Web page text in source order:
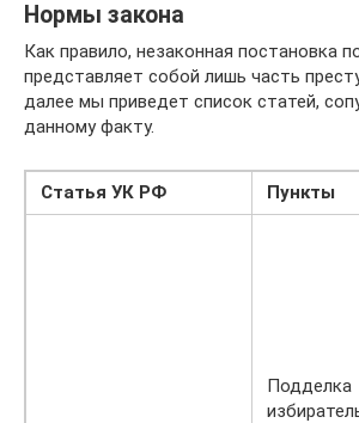
Нормы закона
Как правило, незаконная постановка
представляет собой лишь часть
далее мы приведет список статей,
данному факту.
Статья УК РФ Пункты
Подделка